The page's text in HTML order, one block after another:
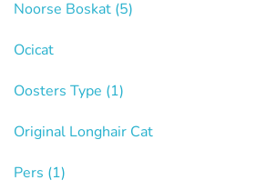
Noorse Boskat (5)
Ocicat
Oosters Type (1)
Original Longhair Cat
Pers (1)